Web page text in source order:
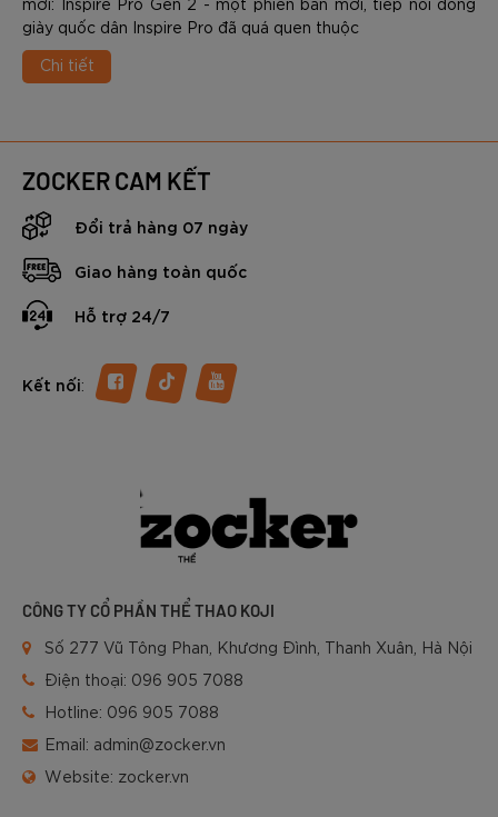
giày quốc dân Inspire Pro đã quá quen thuộc
Chi tiết
ZOCKER CAM KẾT
Đổi trả hàng 07 ngày
Giao hàng toàn quốc
Hỗ trợ 24/7
Kết nối:
CÔNG TY CỔ PHẦN THỂ THAO KOJI
Số 277 Vũ Tông Phan, Khương Đình, Thanh Xuân, Hà Nội
Điện thoại: 096 905 7088
Hotline: 096 905 7088
Email: admin@zocker.vn
Website: zocker.vn